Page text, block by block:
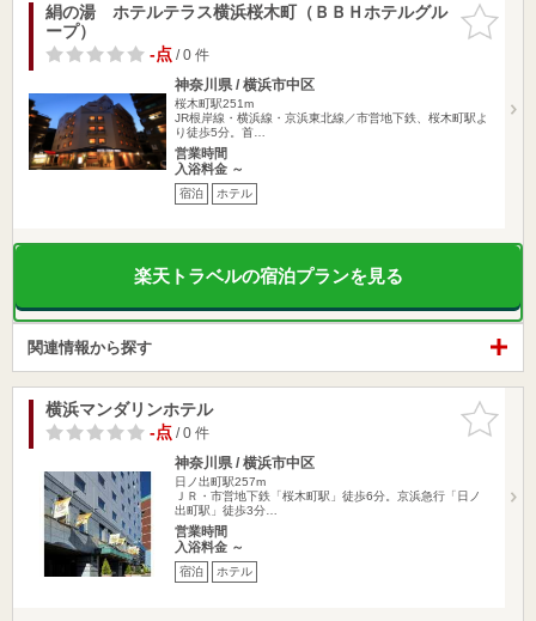
お気に入
りに追加
絹の湯 ホテルテラス横浜桜木町（ＢＢＨホテルグル
ープ）
-点/ 0 件
神奈川県 / 横浜市中区
桜木町駅251m
JR根岸線・横浜線・京浜東北線／市営地下鉄、桜木町駅よ
り徒歩5分。首…
営業時間
入浴料金 ～
宿泊 ホテル
楽天トラベルの宿泊プランを見る
関連情報から探す
お気に入
りに追加
横浜マンダリンホテル
-点/ 0 件
神奈川県 / 横浜市中区
日ノ出町駅257m
ＪＲ・市営地下鉄「桜木町駅」徒歩6分。京浜急行「日ノ
出町駅」徒歩3分…
営業時間
入浴料金 ～
宿泊 ホテル